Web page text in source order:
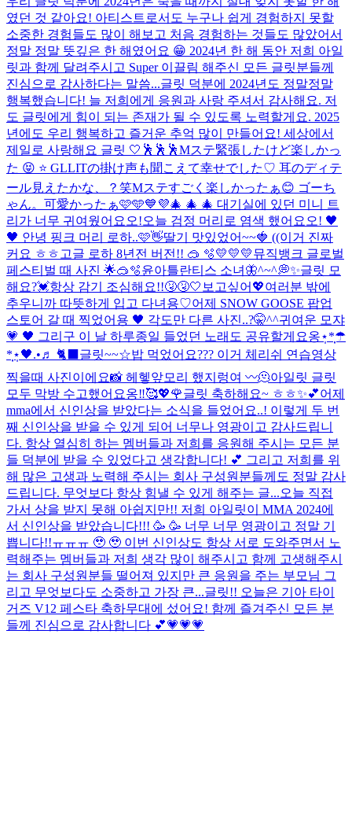
였던 것 같아요! 아티스트로서도 누구나 쉽게 경험하지 못할
소중한 경험들도 많이 해보고 처음 경험하는 것들도 많았어서
정말 정말 뜻깊은 한 해였어요 😁 2024년 한 해 동안 저희 아일
릿과 함께 달려주시고 Super 이끌림 해주신 모든 글릿분들께
진심으로 감사하다는 말씀...글릿 덕분에 2024년도 정말정말
행복했습니다! 늘 저희에게 응원과 사랑 주셔서 감사해요. 저
도 글릿에게 힘이 되는 존재가 될 수 있도록 노력할게요. 2025
년에도 우리 행복하고 즐거운 추억 많이 만들어요! 세상에서
제일로 사랑해요 글릿 🤍 🕺🕺🕺Mステ緊張したけど楽しかっ
た 😝 ⭐ GLLITの掛け声も聞こえて幸せでした♡ 耳のディテ
ール見えたかな、？笑Mステすごく楽しかったぁ😊 ゴーち
ゃん。可愛かったぁ🩷🩵💙💜🎄 🎄 🎄 대기실에 있던 미니 트
리가 너무 귀여웠어요오!오늘 검정 머리로 염색 했어요오! 🖤
🖤 안녕 핑크 머리 로하..🩷👋딸기 맛있었어~~🍓 ((이거 진짜
커요 ㅎㅎ 고글 로하 8년전 버전!! 🥽 🫧💛💛💛뮤직뱅크 글로벌
페스티벌 때 사진 🌟🥽🫧윤아틀란티스 소녀🦋^~^💭✨글릿 모
해요?💓항상 감기 조심해요!!🤧🤧🤍 보고싶어💖여러분 밖에
추우니까 따뜻하게 입고 다녀용♡어제 SNOW GOOSE 팝업
스토어 갈 때 찍었어용 🖤 각도만 다른 사진..?🤫^^귀여운 모쟈
💗 🖤 그리구 이 날 하루종일 들었던 노래도 공유할게요옹⋆̩*̣̩☂︎
*̣̩⋆̩🖤.•♬ 🐈‍⬛ 글릿~~☆밥 먹었어요??? 이거 체리쉬 연습영상
찍을때 사진이에요📸 헤헿앞모리 했지렁여 〰️🫠아일릿 글릿
모두 막방 수고했어요옹‼︎🥰💖🌹글릿 축하해요~ ㅎㅎ✨💕어제
mma에서 신인상을 받았다는 소식을 들었어요..! 이렇게 두 번
째 신인상을 받을 수 있게 되어 너무나 영광이고 감사드립니
다. 항상 열심히 하는 멤버들과 저희를 응원해 주시는 모든 분
들 덕분에 받을 수 있었다고 생각합니다! 💕 그리고 저희를 위
해 많은 고생과 노력해 주시는 회사 구성원분들께도 정말 감사
드립니다. 무엇보다 항상 힘낼 수 있게 해주는 글...오늘 직접
가서 상을 받지 못해 아쉽지만!! 저희 아일릿이 MMA 2024에
서 신인상을 받았습니다!!! 🥳 🥳 너무 너무 영광이고 정말 기
쁩니다!!ㅠㅠㅠ 🥹 🥹 이번 신인상도 항상 서로 도와주면서 노
력해주는 멤버들과 저희 생각 많이 해주시고 함께 고생해주시
는 회사 구성원분들 떨어져 있지만 큰 응원을 주는 부모님 그
리고 무엇보다도 소중하고 가장 큰...글릿!! 오늘은 기아 타이
거즈 V12 페스타 축하무대에 섰어요! 함께 즐겨주신 모든 분
들께 진심으로 감사합니다 💕💗💗💗